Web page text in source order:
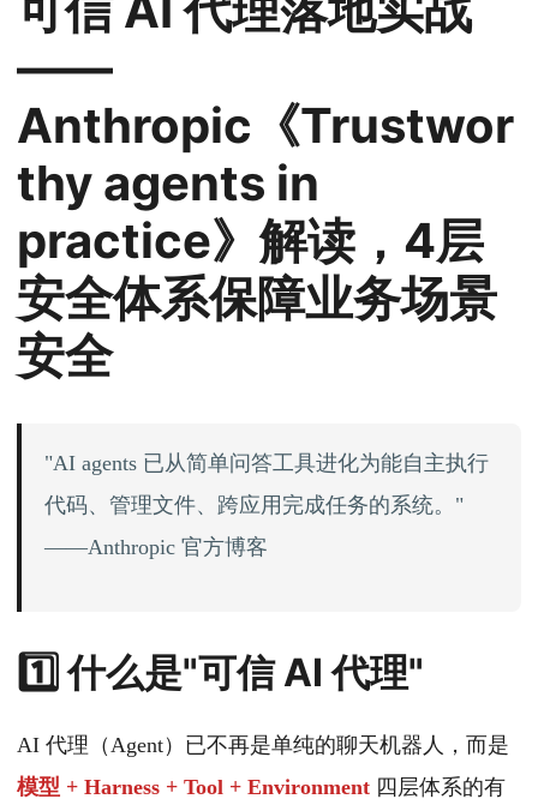
——
Anthropic《Trustwor
thy agents in
practice》解读，4层
安全体系保障业务场景
安全
"AI agents 已从简单问答工具进化为能自主执行
代码、管理文件、跨应用完成任务的系统。"
——Anthropic 官方博客
1️⃣ 什么是"可信 AI 代理"
AI 代理（Agent）已不再是单纯的聊天机器人，而是
模型 + Harness + Tool + Environment 四层体系的有